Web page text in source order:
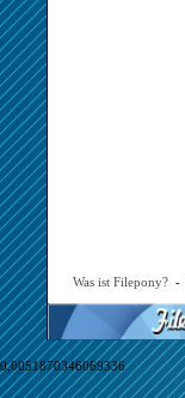
Was ist Filepony? -
0,0051870346069336